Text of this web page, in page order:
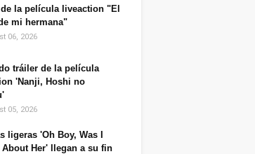
la película liveaction "El
mi hermana"
06, 2026
tráiler de la película
'Nanji, Hoshi no
05, 2026
ligeras 'Oh Boy, Was I
About Her' llegan a su fin